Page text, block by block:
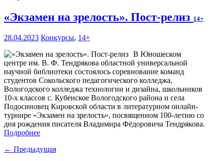
«Экзамен на зрелость». Пост-релиз 14+
28.04.2023 Конкурсы, 14+
В Юношеском
центре им. В. Ф. Тендрякова областной универсальной
научной библиотеки состоялось соревнование команд
студентов Сокольского педагогического колледжа,
Вологодского колледжа технологии и дизайна, школьников
10-х классов с. Кубенское Вологодского района и села
Подосиновец Кировской области в литературном онлайн-
турнире «Экзамен на зрелость», посвященном 100-летию со
дня рождения писателя Владимира Фёдоровича Тендрякова.
Подробнее
← Предыдущая